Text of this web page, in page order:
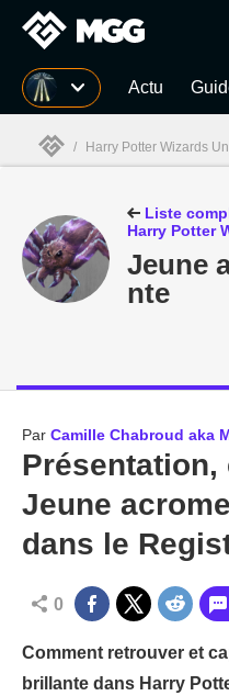
MGG Actu
MGG
/ Harry Potter Wizards
Liste
Harry Potter
Jeune
nte
Par Camille Chabroud aka
Présentation,
Jeune
dans le
0
Comment retrouver et
brillante dans Harry